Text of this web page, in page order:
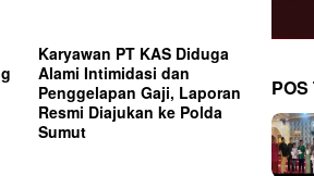
Karyawan PT KAS Diduga
Alami Intimidasi dan
Penggelapan Gaji, Laporan
Resmi Diajukan ke Polda
Sumut